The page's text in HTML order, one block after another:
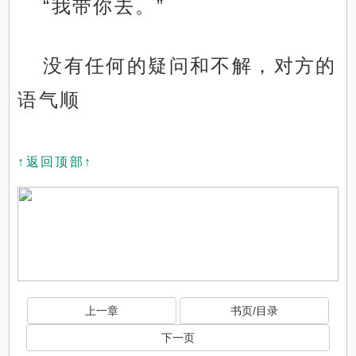
“我带你去。”
没有任何的疑问和不解，对方的
语气顺
↑返回顶部↑
上一章 书页/目录
下一页